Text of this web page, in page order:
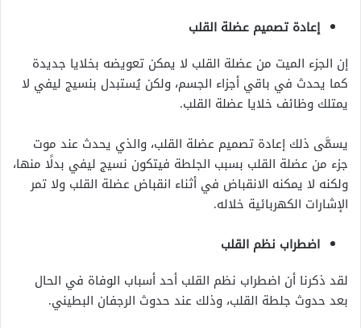
إعادة تصميم عضلة القلب
إن الجزء الميت من عضلة القلب لا يمكن تعويضه بخلايا جديدة
كما يحدث في باقي أجزاء الجسم، ولكن يُستبدل بنسيج ليفي لا
يمتلك وظائف خلايا عضلة القلب.
يسمَّى ذلك إعادة تصميم عضلة القلب، والذي يحدث عند موت
جزء من عضلة القلب بسبب الجلطة فيتكون نسيج ليفي بدلًا منها،
ولكنه لا يمكنه الانقباض في أثناء انقباض عضلة القلب ولا تمر
الإشارات الكهربائية خلاله.
اضطراب نظم القلب
لقد ذكرنا أن اضطراب نظم القلب أحد أسباب الوفاة في الحال
بعد حدوث جلطة القلب، وذلك عند حدوث الرجفان البطيني.